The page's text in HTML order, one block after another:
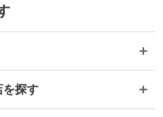
を探す